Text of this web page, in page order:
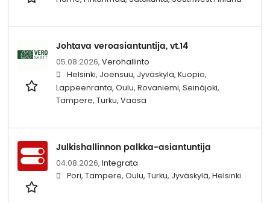
Johtava veroasiantuntija, vt.14
05.08.2026, Verohallinto
Helsinki, Joensuu, Jyväskylä, Kuopio,
Lappeenranta, Oulu, Rovaniemi, Seinäjoki,
Tampere, Turku, Vaasa
Julkishallinnon palkka-asiantuntija
04.08.2026, Integrata
Pori, Tampere, Oulu, Turku, Jyväskylä, Helsinki